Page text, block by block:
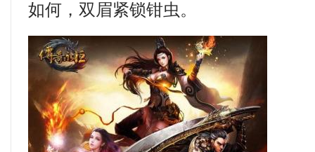
如何，双眉紧锁钳虫。